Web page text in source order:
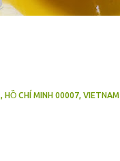
HỒ CHÍ MINH 00007, VIETNAM